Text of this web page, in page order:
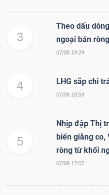
3
Theo dấu
ngoại bán
07/08 19:29
4 LHG sắp chi
07/08 18:59
5
Nhịp đập Thị
biến giằng co,
ròng từ khối
07/08 17:07